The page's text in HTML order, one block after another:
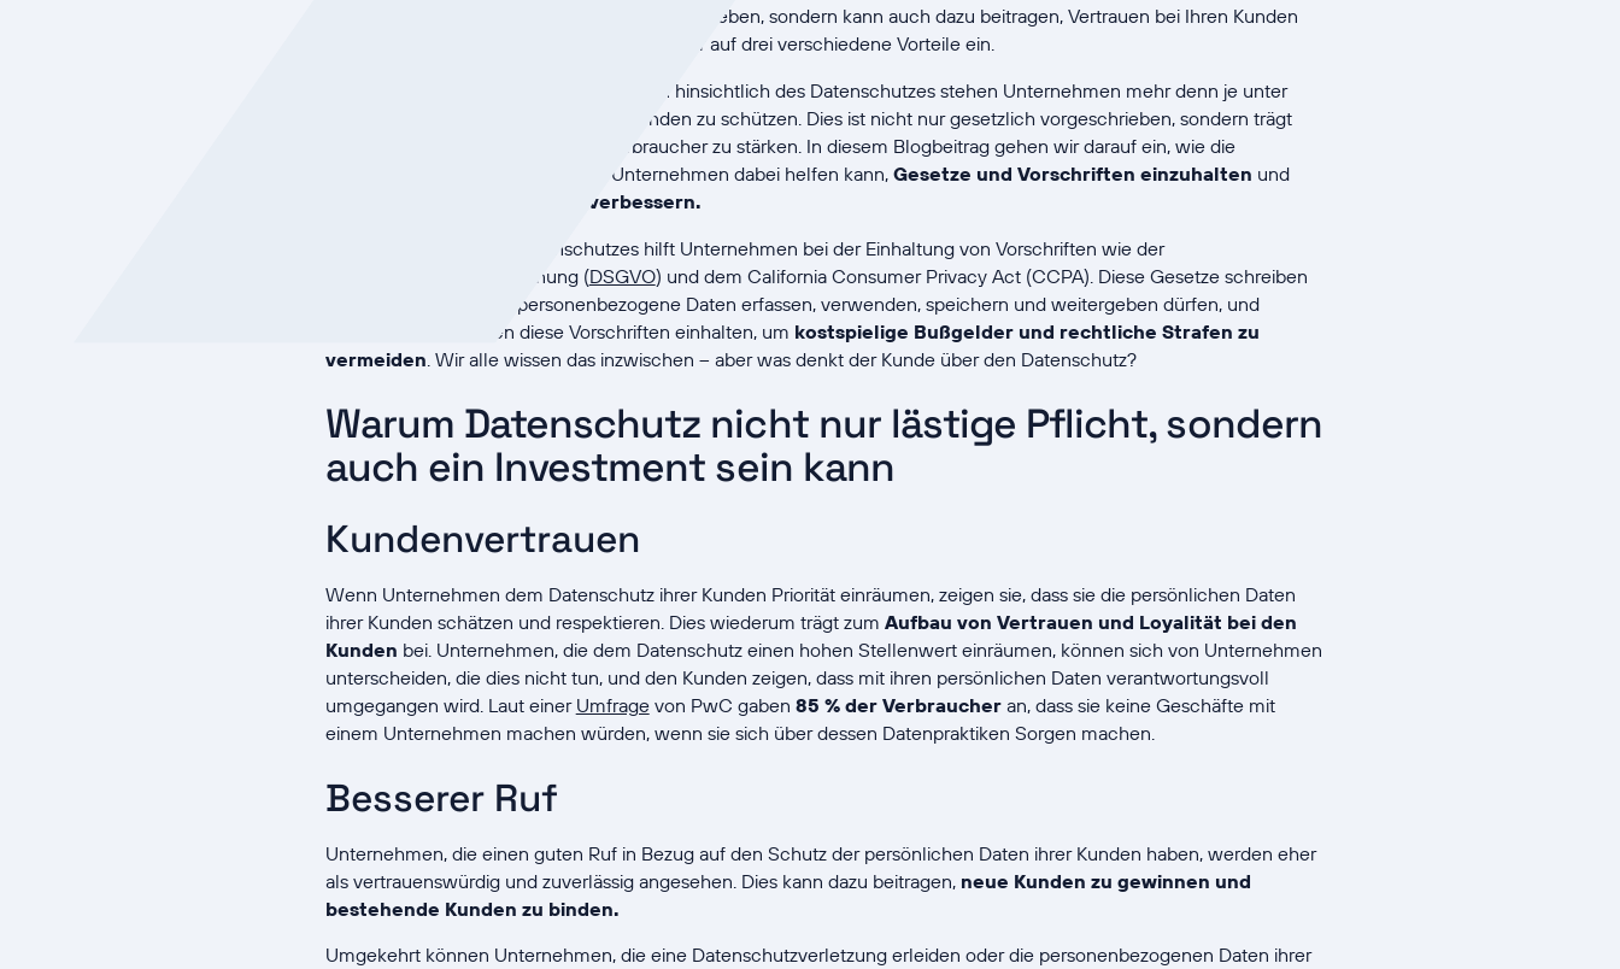
Datenschutz ist nicht nur gesetzlich vorgeschrieben, sondern kann auch dazu beitragen, Vertrauen bei Ihren Kunden
aufzubauen. In diesem Blogbeitrag gehen wir auf drei verschiedene Vorteile ein.
Angesichts der zunehmenden Bedenken hinsichtlich des Datenschutzes stehen Unternehmen mehr denn je unter
Druck, die persönlichen Daten ihrer Kunden zu schützen. Dies ist nicht nur gesetzlich vorgeschrieben, sondern trägt
auch dazu bei, das Vertrauen der Verbraucher zu stärken. In diesem Blogbeitrag gehen wir darauf ein, wie die
Verbesserung des Datenschutzes Unternehmen dabei helfen kann, Gesetze und Vorschriften einzuhalten und
Ruf bei den Kunden zu verbessern.
Die Verbesserung des Datenschutzes hilft Unternehmen bei der Einhaltung von Vorschriften wie der
Datenschutzgrundverordnung (DSGVO) und dem California Consumer Privacy Act (CCPA). Diese Gesetze schreiben
vor, wie Unternehmen personenbezogene Daten erfassen, verwenden, speichern und weitergeben dürfen, und
Unternehmen müssen diese Vorschriften einhalten, um kostspielige Bußgelder und rechtliche Strafen zu
vermeiden . Wir alle wissen das inzwischen – aber was denkt der Kunde über den Datenschutz?
Warum Datenschutz nicht nur lästige Pflicht, sondern
auch ein Investment sein kann
Kundenvertrauen
Wenn Unternehmen dem Datenschutz ihrer Kunden Priorität einräumen, zeigen sie, dass sie die persönlichen Daten
ihrer Kunden schätzen und respektieren. Dies wiederum trägt zum Aufbau von Vertrauen und Loyalität bei den
Kunden bei. Unternehmen, die dem Datenschutz einen hohen Stellenwert einräumen, können sich von Unternehmen
unterscheiden, die dies nicht tun, und den Kunden zeigen, dass mit ihren persönlichen Daten verantwortungsvoll
umgegangen wird. Laut einer Umfragevon PwC gaben 85 % der Verbraucheran, dass sie keine Geschäfte mit
einem Unternehmen machen würden, wenn sie sich über dessen Datenpraktiken Sorgen machen.
Besserer Ruf
Unternehmen, die einen guten Ruf in Bezug auf den Schutz der persönlichen Daten ihrer Kunden haben, werden eher
als vertrauenswürdig und zuverlässig angesehen. Dies kann dazu beitragen, neue Kunden zu gewinnen und
bestehende Kunden zu binden.
Umgekehrt können Unternehmen, die eine Datenschutzverletzung erleiden oder die personenbezogenen Daten ihrer